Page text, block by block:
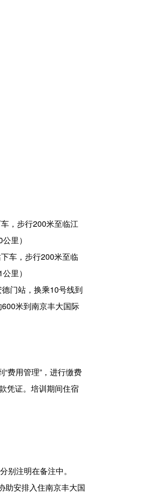
，步行200米至临江
里）
车，步行200米至临
里）
门站，换乘10号线到
米到南京丰大国际
“费用管理”，进行缴费
凭证。培训期间住宿
别注明在备注中。
助安排入住南京丰大国